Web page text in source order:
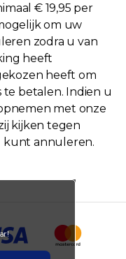
€ 19,95 per
om uw
zodra u van
heeft
heeft om
te betalen. Indien u
met onze
kijken tegen
kunt annuleren.